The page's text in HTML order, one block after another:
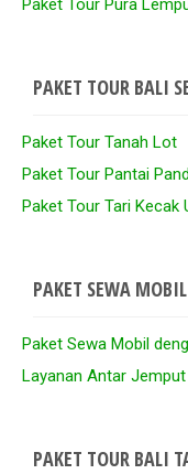
Paket Tour Pura
PAKET TOUR BALI
Paket Tour Tanah Lot
Paket Tour Pantai
Paket Tour Tari Kecak
PAKET SEWA MOBIL
Paket Sewa Mobil
Layanan Antar
PAKET TOUR BALI